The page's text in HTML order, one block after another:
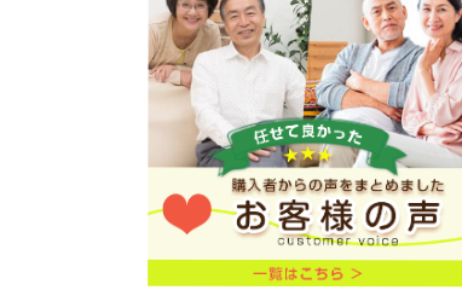
★価格変更★委任物件★収益アパート★
神奈川県横浜市鶴見区下末吉5-8-21-
2★ユナイト鶴見リュクサンブール
★7,210万円→6,800万円★利回り
7.47%→7.92%★
ご売却物件募集キャンペーン
2026年6月9日
★価格変更★委任物件★収益アパート★
神奈川県横浜市保土ヶ谷区桜ヶ丘2-35-
18-2★価格7,800万円→7,600万円
★利回り6.49%→6.66%★
ご売却物件募集キャンペーン